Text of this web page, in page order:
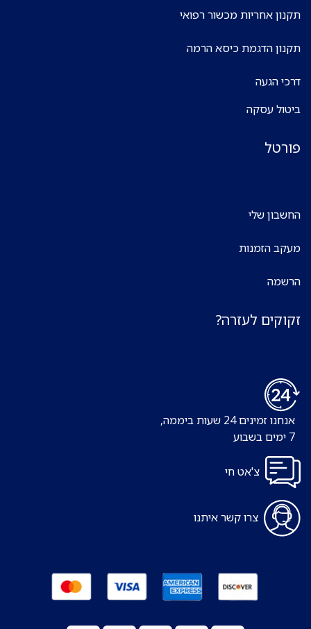
תקנון אחריות מכשור רפואי
תקנון הדגמת כיסא הרמה
דרכי הגעה
ביטול עסקה
פורטל
החשבון שלי
מעקב הזמנות
הרשמה
זקוקים לעזרה?
אנחנו זמינים 24 שעות ביממה,
צ'אט חי
צרו קשר איתנו